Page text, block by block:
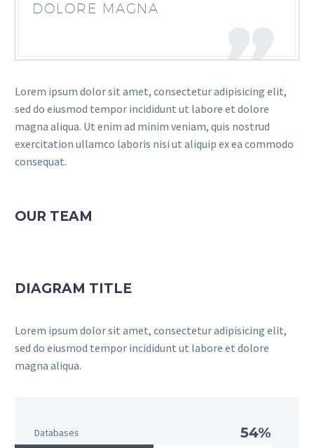
DOLORE MAGNA
Lorem ipsum dolor sit amet, consectetur adipisicing elit,
sed do eiusmod tempor incididunt ut labore et dolore
magna aliqua. Ut enim ad minim veniam, quis nostrud
exercitation ullamco laboris nisi ut aliquip ex ea commodo
consequat.
OUR TEAM
DIAGRAM TITLE
Lorem ipsum dolor sit amet, consectetur adipisicing elit,
sed do eiusmod tempor incididunt ut labore et dolore
magna aliqua.
Databases 54%